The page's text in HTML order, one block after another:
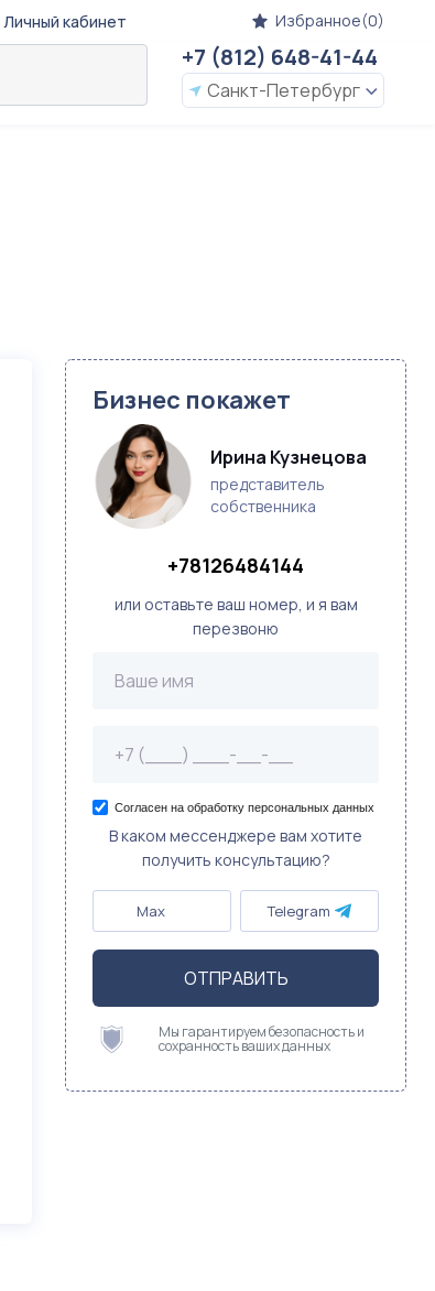
Личный кабинет Избранное(0)
+7 (812) 648-41-44
Санкт-Петербург
Бизнес покажет
Ирина Кузнецова
представитель
собственника
+78126484144
или оставьте ваш номер, и я вам
перезвоню
Согласен на обработку персональных данных
В каком мессенджере вам хотите
получить консультацию?
Max Telegram
ОТПРАВИТЬ
Мы гарантируем безопасность и
сохранность ваших данных